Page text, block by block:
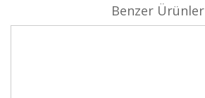
Benzer Ürünler